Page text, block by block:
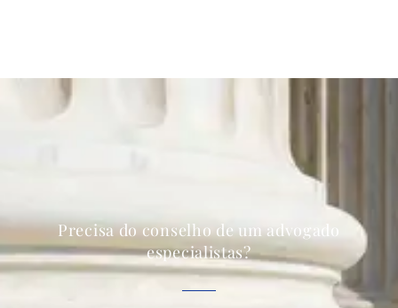
Precisa do conselho de um advogado
especialistas?